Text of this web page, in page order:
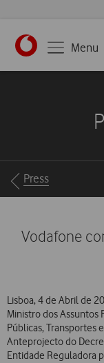
https://
Menu
Breadcrumbs
Press
Vodafone
Lisboa, 4 de Abril de
Ministro dos Assuntos
Públicas, Transportes
Anteprojecto do
Entidade Reguladora